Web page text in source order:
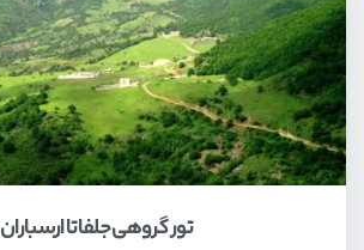
تور گروهی جلفا تا ارسباران